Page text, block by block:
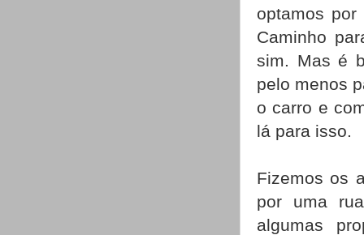
optamos por
Caminho
sim. Mas é
pelo menos
o carro e
lá para isso.
Fizemos os
por uma
algumas